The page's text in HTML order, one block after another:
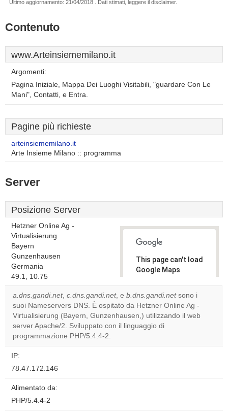
Ultimo aggiornamento: 21/04/2018 . Dati stimati, leggere il disclaimer.
Contenuto
www.Arteinsiememilano.it
Argomenti:
Pagina Iniziale, Mappa Dei Luoghi Visitabili, "guardare Con Le
Mani", Contatti, e Entra.
Pagine più richieste
arteinsiememilano.it
Arte Insieme Milano :: programma
Server
Posizione Server
Hetzner Online Ag -
Virtualisierung
Bayern
Gunzenhausen
Germania
49.1, 10.75
This page can't load
Google Maps
Do you
website?
OK
a.dns.gandi.net, c.dns.gandi.net, e b.dns.gandi.netsono i
suoi Nameservers DNS. È ospitato da Hetzner Online Ag -
Virtualisierung (Bayern, Gunzenhausen,) utilizzando il web
server Apache/2. Sviluppato con il linguaggio di
programmazione PHP/5.4.4-2.
IP:
78.47.172.146
Alimentato da:
PHP/5.4.4-2